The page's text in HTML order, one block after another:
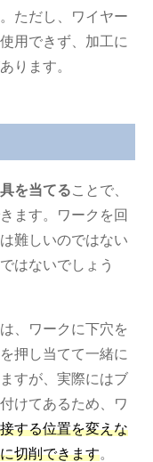
ただし、ワイヤー
用できず、加工に
ります。
を当てることで、
ます。ワークを回
難しいのではない
はないでしょう
、ワークに下穴を
押し当てて一緒に
すが、実際にはブ
けてあるため、ワ
する位置を変えな
切削できます。